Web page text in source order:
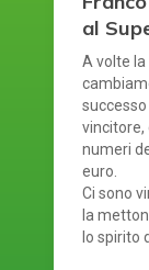
al
A volte
vincitore,
numeri
euro.
Ci sono
la
lo spirito